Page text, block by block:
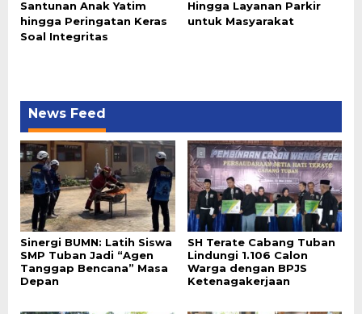
Santunan Anak Yatim
hingga Peringatan Keras
Soal Integritas
Hingga Layanan Parkir
untuk Masyarakat
News Feed
Sinergi BUMN: Latih Siswa
SMP Tuban Jadi “Agen
Tanggap Bencana” Masa
Depan
SH Terate Cabang Tuban
Lindungi 1.106 Calon
Warga dengan BPJS
Ketenagakerjaan